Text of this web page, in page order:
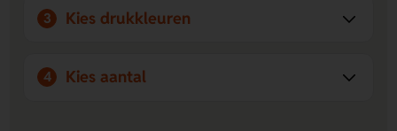
3 Kies drukkleuren
4 Kies aantal